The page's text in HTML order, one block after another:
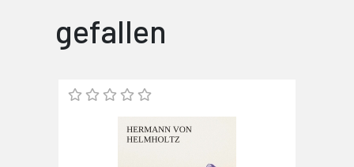
gefallen